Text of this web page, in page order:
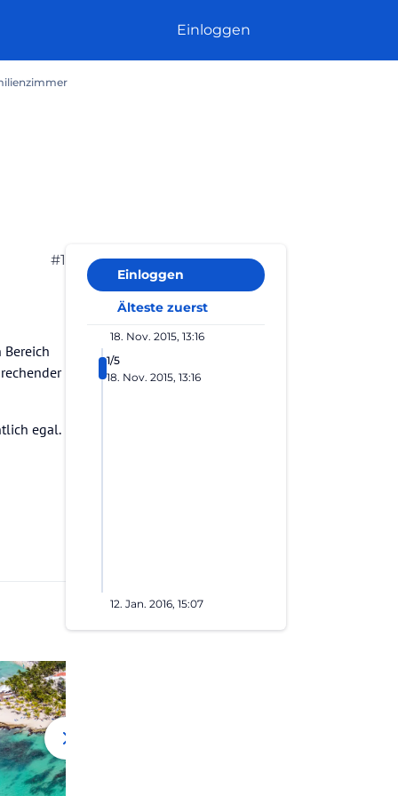
Einloggen
#1
egal.
Einloggen
Älteste zuerst
18. Nov. 2015, 13:16
1/5
18. Nov. 2015, 13:16
12. Jan. 2016, 15:07